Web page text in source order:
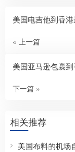
美国电吉他到香
« 上一篇
美国亚马逊包裹
下一篇 »
相关推荐
美国布料的机场